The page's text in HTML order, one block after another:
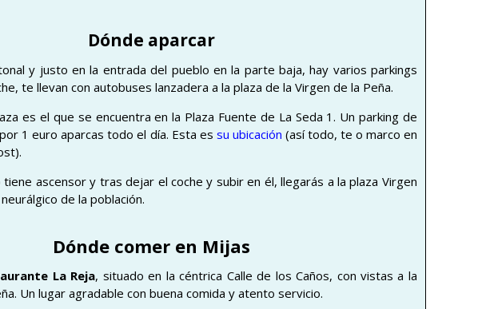
Dónde aparcar
y justo en la entrada del pueblo en la parte baja, hay varios parkings
te llevan con autobuses lanzadera a la plaza de la Virgen de la Peña.
es el que se encuentra en la Plaza Fuente de La Seda 1. Un parking de
1 euro aparcas todo el día. Esta es su ubicación (así todo, te o marco en
ascensor y tras dejar el coche y subir en él, llegarás a la plaza Virgen
de la población.
Dónde comer en Mijas
La Reja, situado en la céntrica Calle de los Caños, con vistas a la
Un lugar agradable con buena comida y atento servicio.